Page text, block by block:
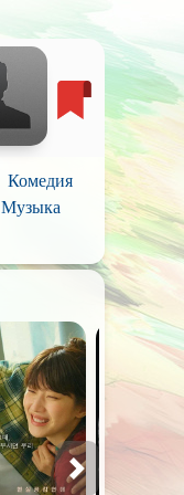
Комедия
Музыка